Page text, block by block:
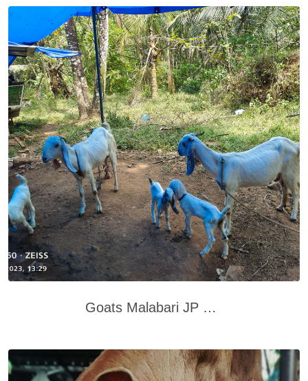
Goats Malabari JP cross Muvattupuzha